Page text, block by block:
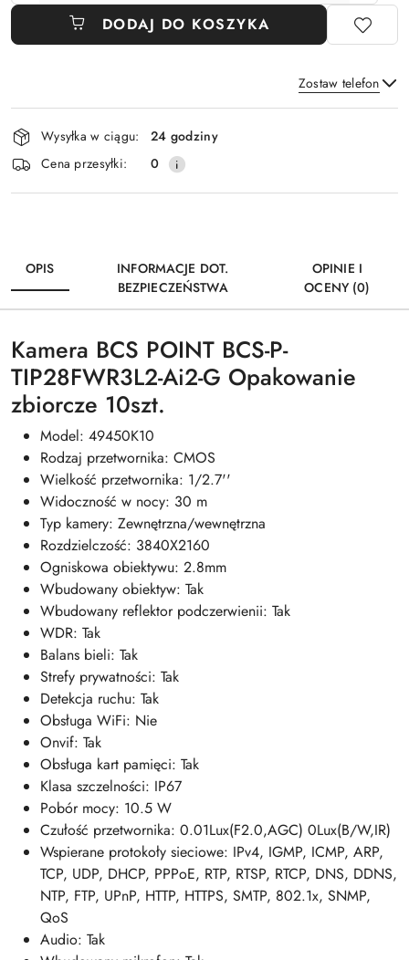
DODAJ DO KOSZYKA
Zostaw telefon
Wyślij
Dostępność
i
dostawa
Wysyłka w ciągu:
24 godziny
Cena przesyłki:
0
OPIS
INFORMACJE DOT.
BEZPIECZEŃSTWA
OPINIE I
OCENY (0)
Kamera BCS POINT BCS-P-
TIP28FWR3L2-Ai2-G Opakowanie
zbiorcze 10szt.
Model: 49450K10
Rodzaj przetwornika: CMOS
Wielkość przetwornika: 1/2.7''
Widoczność w nocy: 30 m
Typ kamery: Zewnętrzna/wewnętrzna
Rozdzielczość: 3840X2160
Ogniskowa obiektywu: 2.8mm
Wbudowany obiektyw: Tak
Wbudowany reflektor podczerwienii: Tak
WDR: Tak
Balans bieli: Tak
Strefy prywatności: Tak
Detekcja ruchu: Tak
Obsługa WiFi: Nie
Onvif: Tak
Obsługa kart pamięci: Tak
Klasa szczelności: IP67
Pobór mocy: 10.5 W
Czułość przetwornika: 0.01Lux(F2.0,AGC) 0Lux(B/W,IR)
Wspierane protokoły sieciowe: IPv4, IGMP, ICMP, ARP,
TCP, UDP, DHCP, PPPoE, RTP, RTSP, RTCP, DNS, DDNS,
NTP, FTP, UPnP, HTTP, HTTPS, SMTP, 802.1x, SNMP,
QoS
Audio: Tak